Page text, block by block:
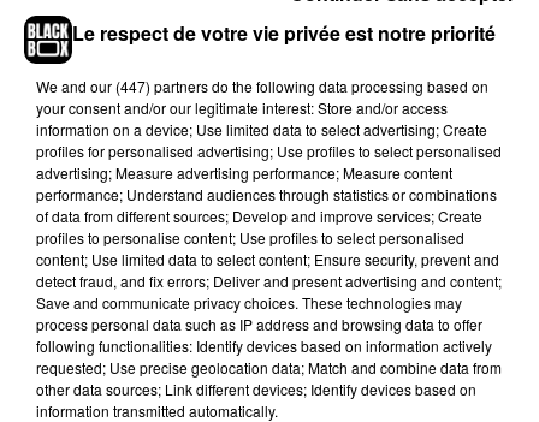
Son père n’est même pas son rappeur
préféré
de savoir qu’il n’est pas l’idole de son fils », « Son
prénom est Future, le prénom de son propre père
qui est aussi rappeur, mais il préfère les
Migos
»,
etc...(voir tweets ci-dessous).
Le respect de votre vie privée est notre priorité
We and our (447) partnersdo the following data processing based on
your consent and/or our legitimate interest: Store and/or access
information on a device; Use limited data to select advertising; Create
profiles for personalised advertising; Use profiles to select personalised
advertising; Measure advertising performance; Measure content
performance; Understand audiences through statistics or combinations
of data from different sources; Develop and improve services; Create
profiles to personalise content; Use profiles to select personalised
content; Use limited data to select content; Ensure security, prevent and
detect fraud, and fix errors; Deliver and present advertising and content;
Save and communicate privacy choices. These technologies may
process personal data such as IP address and browsing data to offer
following functionalities: Identify devices based on information actively
requested; Use precise geolocation data; Match and combine data from
other data sources; Link different devices; Identify devices based on
information transmitted automatically.